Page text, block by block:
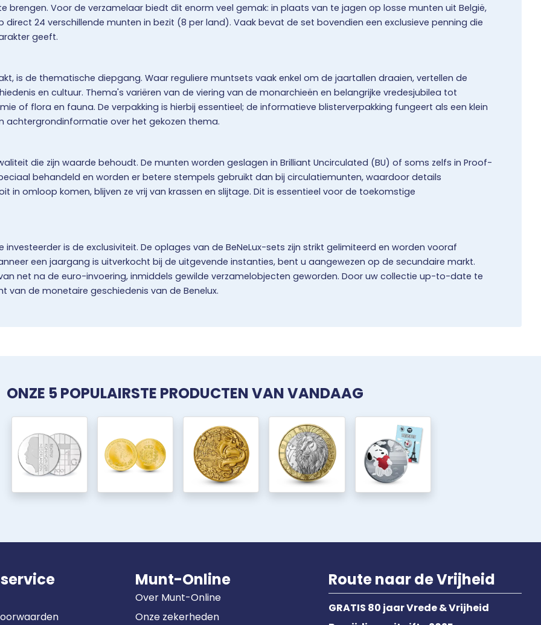
brengen. Voor de verzamelaar biedt dit enorm veel gemak: in plaats van te jagen op losse munten uit België,
24 verschillende munten in bezit (8 per land). Vaak bevat de set bovendien een exclusieve penning die
geeft.
is de thematische diepgang. Waar reguliere muntsets vaak enkel om de jaartallen draaien, vertellen de
en cultuur. Thema's variëren van de viering van de monarchieën en belangrijke vredesjubilea tot
of flora en fauna. De verpakking is hierbij essentieel; de informatieve blisterverpakking fungeert als een klein
achtergrondinformatie over het gekozen thema.
die zijn waarde behoudt. De munten worden geslagen in Brilliant Uncirculated (BU) of soms zelfs in Proof-
behandeld en worden er betere stempels gebruikt dan bij circulatiemunten, waardoor details
in omloop komen, blijven ze vrij van krassen en slijtage. Dit is essentieel voor de toekomstige
is de exclusiviteit. De oplages van de BeNeLux-sets zijn strikt gelimiteerd en worden vooraf
een jaargang is uitverkocht bij de uitgevende instanties, bent u aangewezen op de secundaire markt.
net na de euro-invoering, inmiddels gewilde verzamelobjecten geworden. Door uw collectie up-to-date te
van de monetaire geschiedenis van de Benelux.
ONZE 5 POPULAIRSTE PRODUCTEN VAN VANDAAG
Munt-Online
Over Munt-Online
Onze zekerheden
Route naar de Vrijheid
GRATIS 80 jaar Vrede & Vrijheid